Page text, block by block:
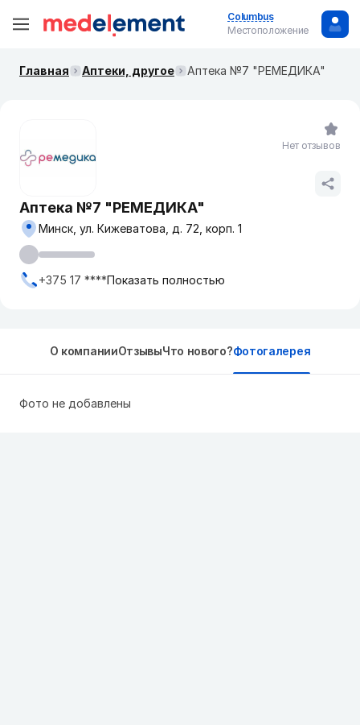
Columbus
Местоположение
Главная Аптеки, другое Аптека №7 "РЕМЕДИКА"
Аптека №7 "РЕМЕДИКА"
Минск, ул. Кижеватова, д. 72, корп. 1
+375 17 ****Показать полностью
Нет отзывов
О компанииОтзывыЧто нового?Фотогалерея
Фото не добавлены